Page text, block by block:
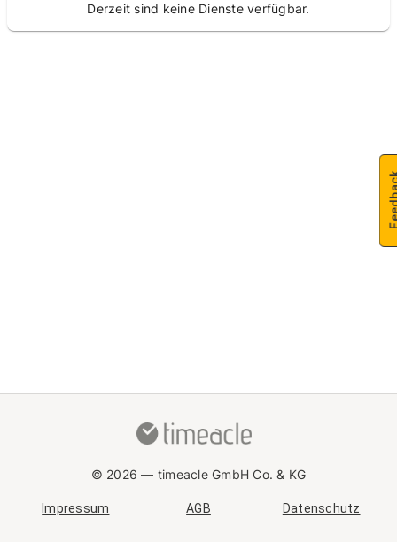
Derzeit sind keine Dienste verfügbar.
© 2026 — timeacle GmbH Co. & KG
Impressum AGB Datenschutz